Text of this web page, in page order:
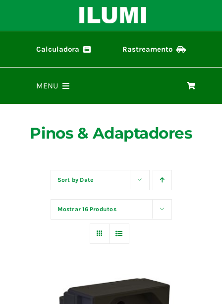
o
Calculadora Rastreamento
MENU
Representantes
Materiais
Fale Conosco
Pinos & Adaptadores
Sort by Date
Mostrar16 Produtos